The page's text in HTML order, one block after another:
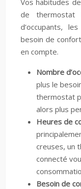
Vos habitudes
de thermostat
d’occupants,
besoin de
en compte.
Nombre
plus le
thermostat
alors plus
Heures de
creuses, un
connecté
Besoin de